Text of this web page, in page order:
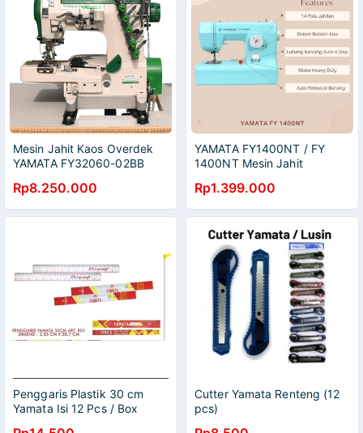
Mesin Jahit Kaos Overdek
YAMATA FY32060-02BB
Rp8.250.000
YAMATA FY1400NT / FY
1400NT Mesin Jahit
Rp1.399.000
Penggaris Plastik 30 cm
Yamata Isi 12 Pcs / Box
Cutter Yamata Renteng (12
pcs)